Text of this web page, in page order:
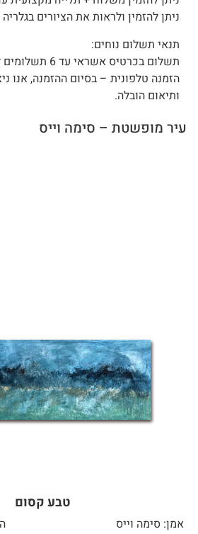
ניתן להזמין ולראות את הציורים
תנאי תשלום נוחים:
תשלום בכרטיס אשראי עד 6 תשלומים ללא ריבית.
הזמנה טלפונית – בסיום ההזמנה, אנו
ותיאום הובלה.
עיר מופשטת – סימה וייס
טבע קסום
אמן: סימה וייס